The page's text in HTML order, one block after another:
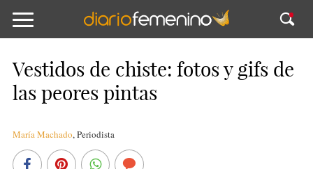
Vestidos de chiste: fotos y gifs de
las peores pintas
María Machado,Periodista